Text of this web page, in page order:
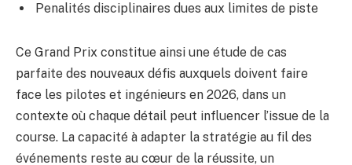
Penalités disciplinaires dues aux limites de piste
Ce Grand Prix constitue ainsi une étude de cas
parfaite des nouveaux défis auxquels doivent faire
face les pilotes et ingénieurs en 2026, dans un
contexte où chaque détail peut influencer l’issue de la
course. La capacité à adapter la stratégie au fil des
événements reste au cœur de la réussite, un